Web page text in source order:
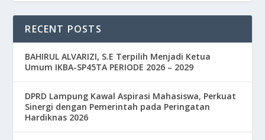
RECENT POSTS
BAHIRUL ALVARIZI, S.E Terpilih Menjadi Ketua
Umum IKBA-SP45TA PERIODE 2026 – 2029
DPRD Lampung Kawal Aspirasi Mahasiswa, Perkuat
Sinergi dengan Pemerintah pada Peringatan
Hardiknas 2026